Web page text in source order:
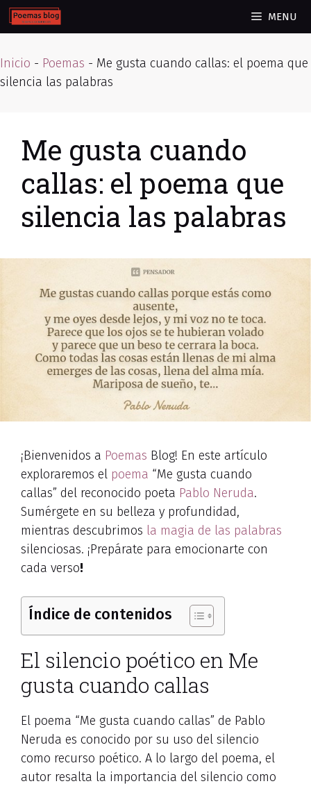
Skip
to
MENU
Inicio - Poemas - Me gusta cuando callas: el poema que
silencia las palabras
Me gusta cuando
callas: el poema que
silencia las palabras
¡Bienvenidos a Poemas Blog! En este artículo
exploraremos el poema “Me gusta cuando
callas” del reconocido poeta Pablo Neruda.
Sumérgete en su belleza y profundidad,
mientras descubrimos la magia de las palabras
silenciosas. ¡Prepárate para emocionarte con
cada verso!
Índice de contenidos
El silencio poético en Me
gusta cuando callas
El poema “Me gusta cuando callas” de Pablo
Neruda es conocido por su uso del silencio
como recurso poético. A lo largo del poema, el
autor resalta la importancia del silencio como